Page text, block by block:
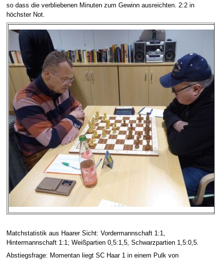
so dass die verbliebenen Minuten zum Gewinn ausreichten. 2:2 in
höchster Not.
Matchstatistik aus Haarer Sicht: Vordermannschaft 1:1,
Hintermannschaft 1:1; Weißpartien 0,5:1,5, Schwarzpartien 1,5:0,5.
Abstiegsfrage: Momentan liegt SC Haar 1 in einem Pulk von